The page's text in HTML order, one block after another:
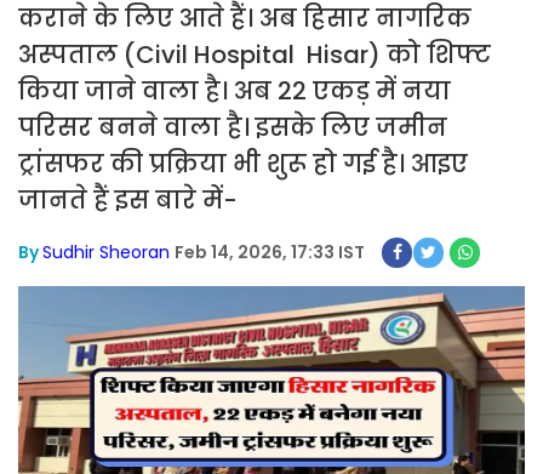
कराने के लिए आते हैं। अब हिसार नागरिक
अस्पताल (Civil Hospital Hisar) को शिफ्ट
किया जाने वाला है। अब 22 एकड़ में नया
परिसर बनने वाला है। इसके लिए जमीन
ट्रांसफर की प्रक्रिया भी शुरू हो गई है। आइए
जानते हैं इस बारे में-
BySudhir Sheoran Feb 14, 2026, 17:33 IST